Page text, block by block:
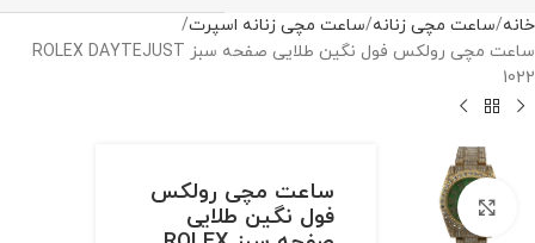
خانه ساعت مچی زنانه ساعت مچی زنانه اسپرت
ساعت مچی رولکس فول نگین طلایی صفحه سبز ROLEX DAYTEJUST
1022
برای بزرگنمایی کلیک کنیدساعت مچی رولکس
فول نگین طلایی